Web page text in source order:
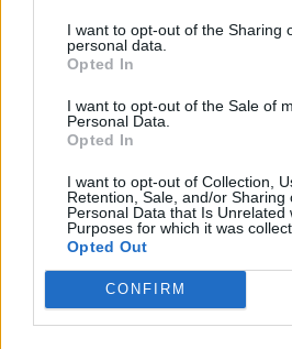
I want to opt-out of the Sharing
personal data.
Opted In
I want to opt-out of the Sale of
Personal Data.
Opted In
I want to opt-out of Collection,
Retention, Sale, and/or Sharing
Personal Data that Is Unrelated
Purposes for which it was
Opted Out
CONFIRM
Pour prolonger le plaisir
Vous aimez chanter, apprenez
Télécharger légalement les
Trouver des vinyles et des CD
Trouver un instrument de
meilleur prix sur